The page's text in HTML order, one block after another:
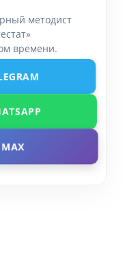
методист
времени.